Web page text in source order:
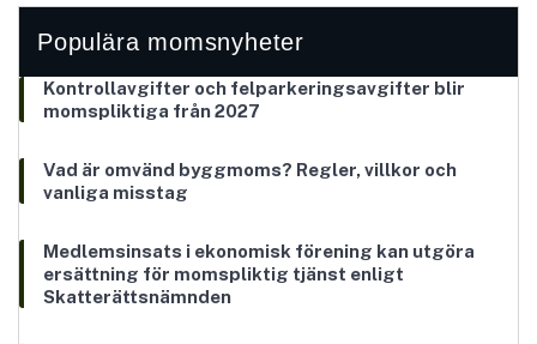
Populära momsnyheter
Kontrollavgifter och felparkeringsavgifter blir
momspliktiga från 2027
Vad är omvänd byggmoms? Regler, villkor och
vanliga misstag
Medlemsinsats i ekonomisk förening kan utgöra
ersättning för momspliktig tjänst enligt
Skatterättsnämnden